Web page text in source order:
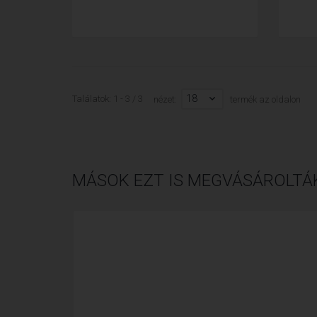
Találatok: 1 - 3 / 3 nézet: 18 termék az oldalon
MÁSOK EZT IS